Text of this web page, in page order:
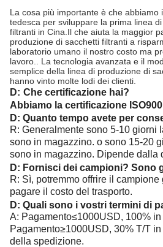
La cosa più importante è che abbiamo
tedesca per sviluppare la prima linea
filtranti in Cina.Il che aiuta la maggior
produzione di sacchetti filtranti a
laboratorio umano il nostro costo ma
lavoro.. La tecnologia avanzata e il
semplice della linea di produzione di
hanno vinto molte lodi dei clienti.
D: Che certificazione hai?
Abbiamo la certificazione
D: Quanto tempo avete per
R: Generalmente sono 5-10 giorni
sono in magazzino. o sono 15-20
sono in magazzino. Dipende dalla
D: Fornisci dei campioni? Sono
R: Sì, potremmo offrire il
pagare il costo del trasporto.
D: Quali sono i vostri termini di
A: Pagamento≤1000USD, 100%
Pagamento≥1000USD, 30% T/T
della spedizione.